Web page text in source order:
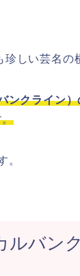
しい芸名の
クライン）
。
。
ルバン